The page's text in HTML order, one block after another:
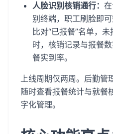
人脸识别核销通行：
别终端，职工刷脸即
比对“已报餐”名单，
时，核销记录与报餐
餐实到率。
上线周期仅两周。后勤管
随时查看报餐统计与就餐
字化管理。